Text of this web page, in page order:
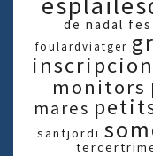
de nadal
foulardviatger
monitors
mares
santjordi